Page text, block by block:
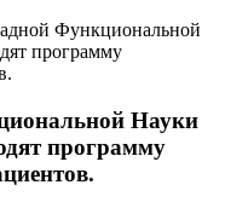
Функциональной
программу
Науки
программу